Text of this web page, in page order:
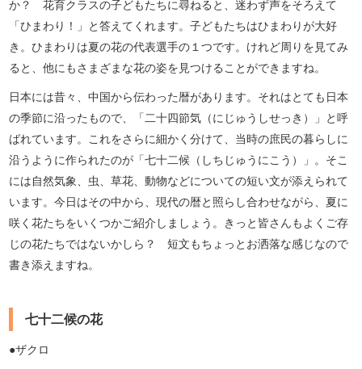
か？ 花育クラスの子どもたちに尋ねると、迷わず声をそろえて
「ひまわり！」と答えてくれます。子どもたちはひまわりが大好
き。ひまわりは夏の花の代表選手の１つです。けれど周りを見てみ
ると、他にもさまざまな花の姿を見つけることができますね。
日本には昔々、中国から伝わった暦があります。それはとても日本
の季節に沿ったもので、「二十四節気（にじゅうしせっき）」と呼
ばれています。これをさらに細かく分けて、当時の庶民の暮らしに
沿うように作られたのが「七十二候（しちじゅうにこう）」。そこ
には自然気象、虫、草花、動物などについての短い文が添えられて
います。今日はその中から、現代の暦と照らし合わせながら、夏に
咲く花たちをいくつかご紹介しましょう。きっと皆さんもよくご存
じの花たちではないかしら？ 短文もちょっとお洒落な感じなので
書き添えますね。
七十二候の花
●ザクロ